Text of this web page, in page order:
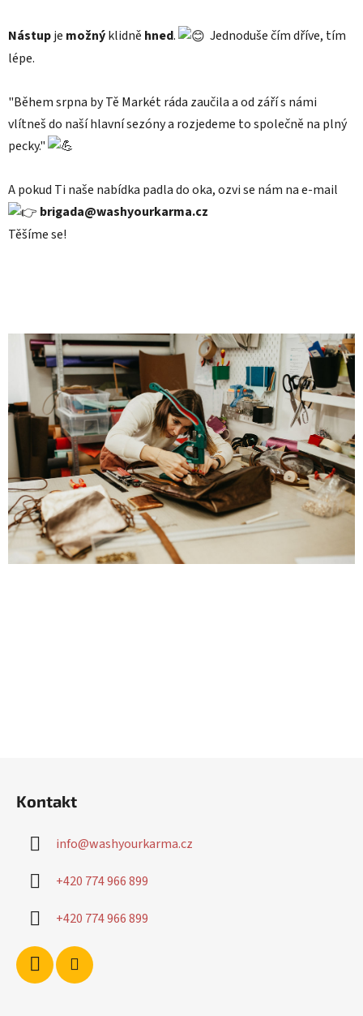
Nástupje možnýklidně hned.
Jednoduše čím dříve, tím
lépe.
"Během srpna by Tě Markét ráda zaučila a od září s námi
vlítneš do naší hlavní sezóny a rozjedeme to společně na plný
pecky."
A pokud Ti naše nabídka padla do oka, ozvi se nám na e-mail
brigada@washyourkarma.cz
Těšíme se!
Kontakt
info@washyourkarma.cz
+420 774 966 899
+420 774 966 899